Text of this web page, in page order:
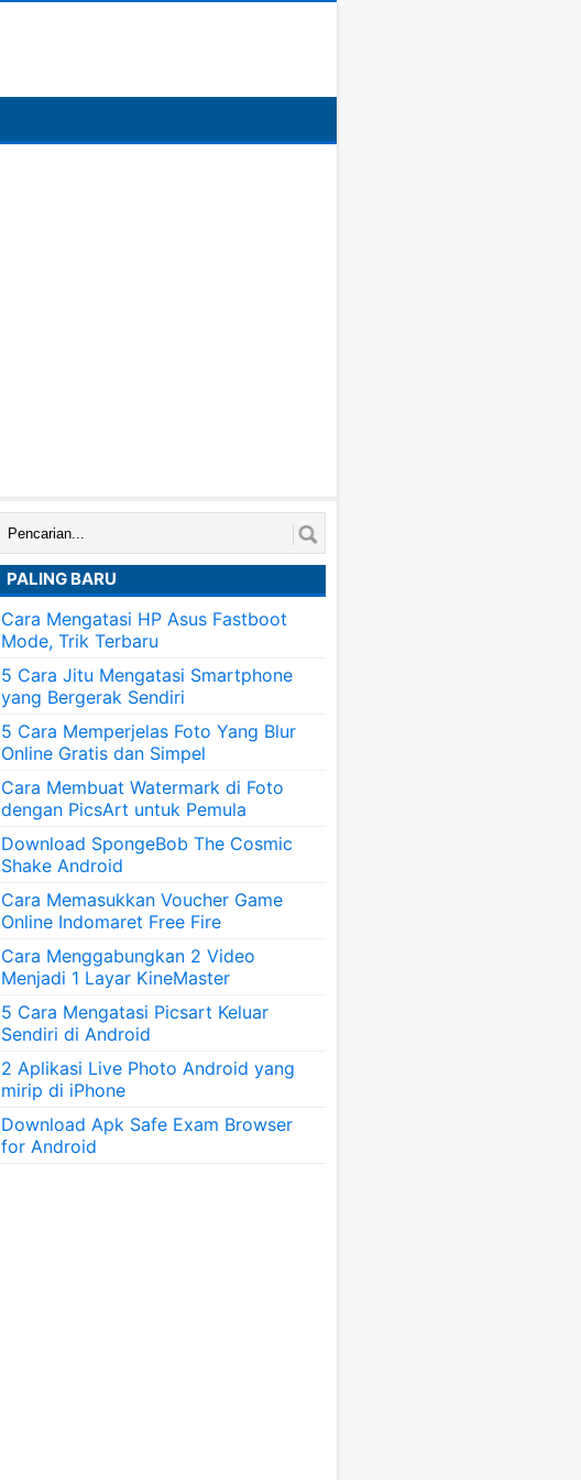
Cari:
PALING BARU
Cara Mengatasi HP Asus Fastboot
Mode, Trik Terbaru
5 Cara Jitu Mengatasi Smartphone
yang Bergerak Sendiri
5 Cara Memperjelas Foto Yang Blur
Online Gratis dan Simpel
Cara Membuat Watermark di Foto
dengan PicsArt untuk Pemula
Download SpongeBob The Cosmic
Shake Android
Cara Memasukkan Voucher Game
Online Indomaret Free Fire
Cara Menggabungkan 2 Video
Menjadi 1 Layar KineMaster
5 Cara Mengatasi Picsart Keluar
Sendiri di Android
2 Aplikasi Live Photo Android yang
mirip di iPhone
Download Apk Safe Exam Browser
for Android